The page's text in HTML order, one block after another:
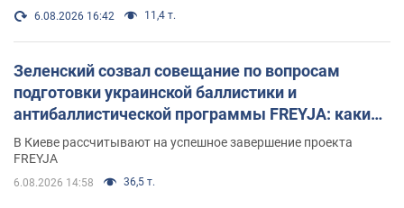
6.08.2026 16:42 11,4 т.
Зеленский созвал совещание по вопросам
подготовки украинской баллистики и
антибаллистической программы FREYJA: какие
решения готовятся
В Киеве рассчитывают на успешное завершение проекта
FREYJA
6.08.2026 14:58 36,5 т.